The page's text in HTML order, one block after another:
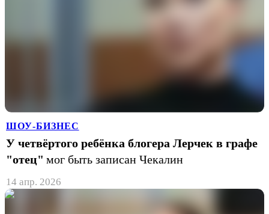
ШОУ-БИЗНЕС
У четвёртого ребёнка блогера Лерчек в графе
"отец" мог быть записан Чекалин
14 апр. 2026